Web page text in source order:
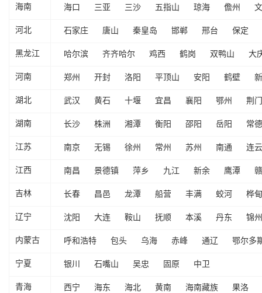
海南 海口 三亚 三沙 五指山 琼海 儋州
河北 石家庄 唐山 秦皇岛 邯郸 邢台 保定
黑龙江 哈尔滨 齐齐哈尔 鸡西 鹤岗 双鸭山 大
河南 郑州 开封 洛阳 平顶山 安阳 鹤壁
湖北 武汉 黄石 十堰 宜昌 襄阳 鄂州 荆门
湖南 长沙 株洲 湘潭 衡阳 邵阳 岳阳 常德
江苏 南京 无锡 徐州 常州 苏州 南通 连
江西 南昌 景德镇 萍乡 九江 新余 鹰潭
吉林 长春 昌邑 龙潭 船营 丰满 蛟河 桦甸
辽宁 沈阳 大连 鞍山 抚顺 本溪 丹东 锦州
内蒙古 呼和浩特 包头 乌海 赤峰 通辽 鄂尔多
宁夏 银川 石嘴山 吴忠 固原 中卫
青海 西宁 海东 海北 黄南 海南藏族 果洛